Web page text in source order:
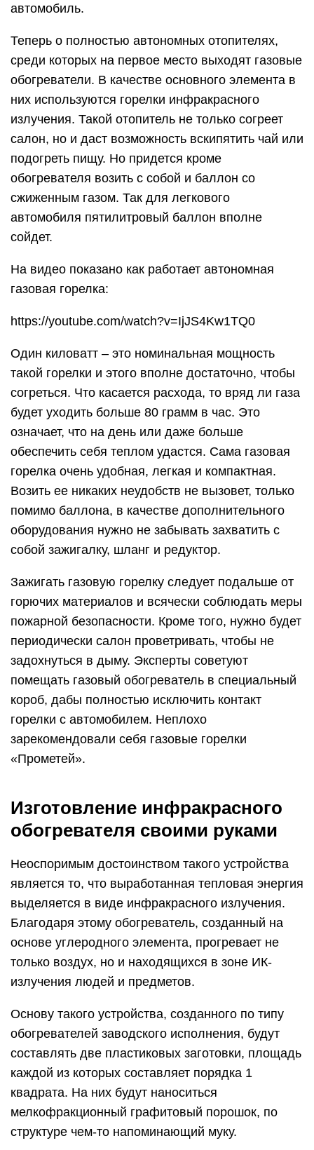
автомобиль.
Теперь о полностью автономных отопителях,
среди которых на первое место выходят газовые
обогреватели. В качестве основного элемента в
них используются горелки инфракрасного
излучения. Такой отопитель не только согреет
салон, но и даст возможность вскипятить чай или
подогреть пищу. Но придется кроме
обогревателя возить с собой и баллон со
сжиженным газом. Так для легкового
автомобиля пятилитровый баллон вполне
сойдет.
На видео показано как работает автономная
газовая горелка:
https://youtube.com/watch?v=IjJS4Kw1TQ0
Один киловатт – это номинальная мощность
такой горелки и этого вполне достаточно, чтобы
согреться. Что касается расхода, то вряд ли газа
будет уходить больше 80 грамм в час. Это
означает, что на день или даже больше
обеспечить себя теплом удастся. Сама газовая
горелка очень удобная, легкая и компактная.
Возить ее никаких неудобств не вызовет, только
помимо баллона, в качестве дополнительного
оборудования нужно не забывать захватить с
собой зажигалку, шланг и редуктор.
Зажигать газовую горелку следует подальше от
горючих материалов и всячески соблюдать меры
пожарной безопасности. Кроме того, нужно будет
периодически салон проветривать, чтобы не
задохнуться в дыму. Эксперты советуют
помещать газовый обогреватель в специальный
короб, дабы полностью исключить контакт
горелки с автомобилем. Неплохо
зарекомендовали себя газовые горелки
«Прометей».
Изготовление инфракрасного
обогревателя своими руками
Неоспоримым достоинством такого устройства
является то, что выработанная тепловая энергия
выделяется в виде инфракрасного излучения.
Благодаря этому обогреватель, созданный на
основе углеродного элемента, прогревает не
только воздух, но и находящихся в зоне ИК-
излучения людей и предметов.
Основу такого устройства, созданного по типу
обогревателей заводского исполнения, будут
составлять две пластиковых заготовки, площадь
каждой из которых составляет порядка 1
квадрата. На них будут наноситься
мелкофракционный графитовый порошок, по
структуре чем-то напоминающий муку.